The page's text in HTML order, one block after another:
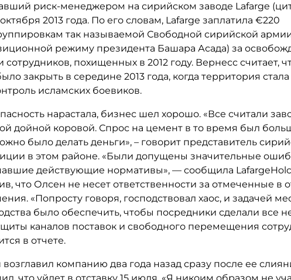
риск-менеджером на сирийском заводе Lafarge
2013 года. По его словам, Lafarge заплатила €220
так называемой Свободной сирийской
режиму президента Башара Асада) за
сотрудников, похищенных в 2012 году. Вернесс считает,
закрыть в середине 2013 года, когда территория
исламских боевиков.
нарастала, бизнес шел хорошо. «Все считали
дойной коровой. Спрос на цемент в то время был
было делать деньги», – говорит представитель
в этом районе. «Были допущены значительные
действующие нормативы», — сообщила
что Олсен не несет ответственности за отмеченные в
«Попросту говоря, господствовал хаос, и задачей
было обеспечить, чтобы посредники сделали все
каналов поставок и свободного перемещения
в отчете.
компанию два года назад сразу после ее